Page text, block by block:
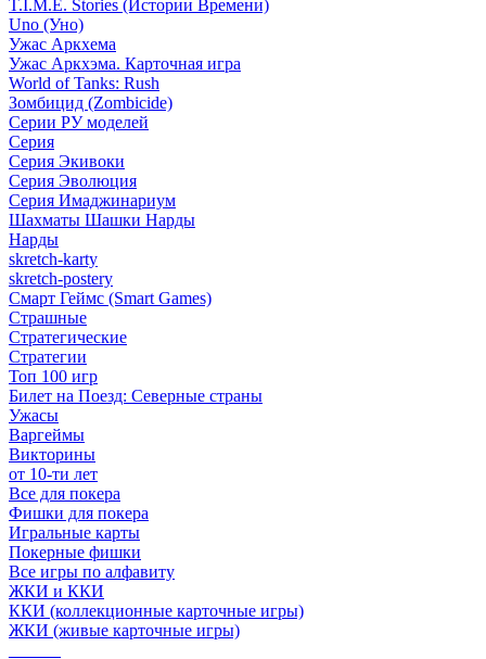
T.I.M.E. Stories (Истории Времени)
Uno (Уно)
Ужас Аркхема
Ужас Аркхэма. Карточная игра
World of Tanks: Rush
Зомбицид (Zombicide)
Серии РУ моделей
Серия
Серия Экивоки
Серия Эволюция
Серия Имаджинариум
Шахматы Шашки Нарды
Нарды
skretch-karty
skretch-postery
Смарт Геймс (Smart Games)
Страшные
Стратегические
Стратегии
Топ 100 игр
Билет на Поезд: Северные страны
Ужасы
Варгеймы
Викторины
от 10-ти лет
Все для покера
Фишки для покера
Игральные карты
Покерные фишки
Все игры по алфавиту
ЖКИ и ККИ
ККИ (коллекционные карточные игры)
ЖКИ (живые карточные игры)